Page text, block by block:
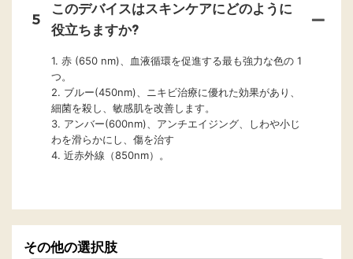
5
このデバイスはスキンケアにどのように
役立ちますか?
1. 赤 (650 nm)、血液循環を促進する最も強力な色の 1
つ。
2. ブルー(450nm)、ニキビ治療に優れた効果があり、
細菌を殺し、敏感肌を改善します。
3. アンバー(600nm)、アンチエイジング、しわや小じ
わを滑らかにし、傷を治す
4. 近赤外線（850nm）。
その他の選択肢